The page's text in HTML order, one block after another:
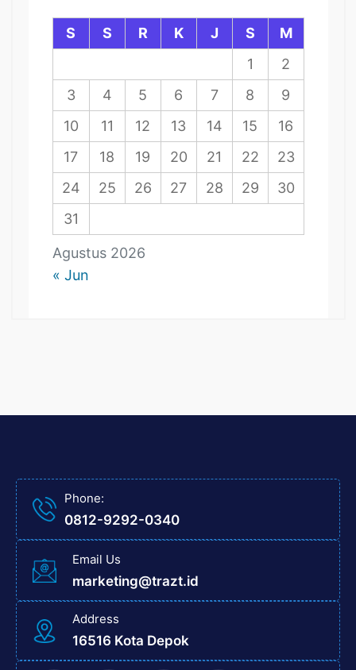
Agustus 2026
S S R K J S
M
1
2
3
4 5 6 7 8
9
10
11 12 13 14 15
16
17
18 19 20 21 22
23
24
25 26 27 28 29
30
31
« Jun
Phone:
0812-9292-0340
Email Us
marketing@trazt.id
Address
16516 Kota Depok